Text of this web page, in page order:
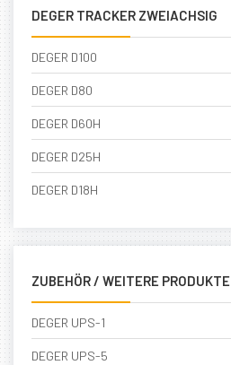
DEGER TRACKER ZWEIACHSIG
DEGER D100
DEGER D80
DEGER D60H
DEGER D25H
DEGER D18H
ZUBEHÖR / WEITERE PRODUKTE
DEGER UPS-1
DEGER UPS-5